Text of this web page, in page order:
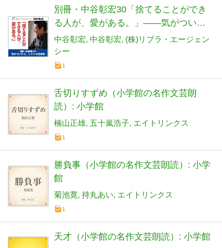
別冊・中谷彰宏30「捨てることができ
る人が、愛がある。」――気がついた
ら、している恋愛術
中谷彰宏 中谷彰宏 (株)リブラ・エージェン
シー
1
舌切りすずめ（小学館の名作文芸朗
読）: 小学館
楠山正雄 五十嵐浩子 エイトリンクス
1
勝負事（小学館の名作文芸朗読）: 小学
館
菊池寛 持丸あい エイトリンクス
1
天才（小学館の名作文芸朗読）: 小学館